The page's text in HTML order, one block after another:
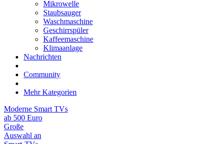
Mikrowelle
Staubsauger
Waschmaschine
Geschirrspüler
Kaffeemaschine
Klimaanlage
Nachrichten
Community
Mehr Kategorien
Moderne Smart TVs
ab 500 Euro
Große
Auswahl an